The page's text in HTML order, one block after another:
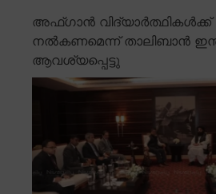
അഫ്ഗാൻ വിദ്യാർത്ഥികൾക്ക്
നൽകണമെന്ന് താലിബാൻ
ആവശ്യപ്പെട്ടു